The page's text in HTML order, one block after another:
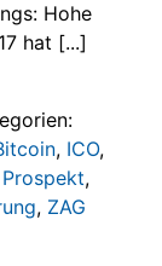
Hohe
hat [...]
, ICO,
Prospekt,
, ZAG